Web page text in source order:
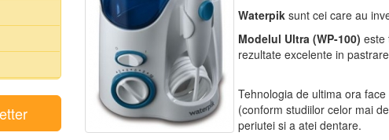
Waterpiksunt cei care au
Modelul Ultra (WP-100) este
rezultate excelente in
Tehnologia de ultima ora
(conform studiilor celor mai
periutei si a atei dentare.